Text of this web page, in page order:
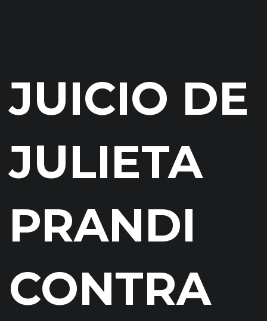
JUICIO DE
JULIETA
PRANDI
CONTRA